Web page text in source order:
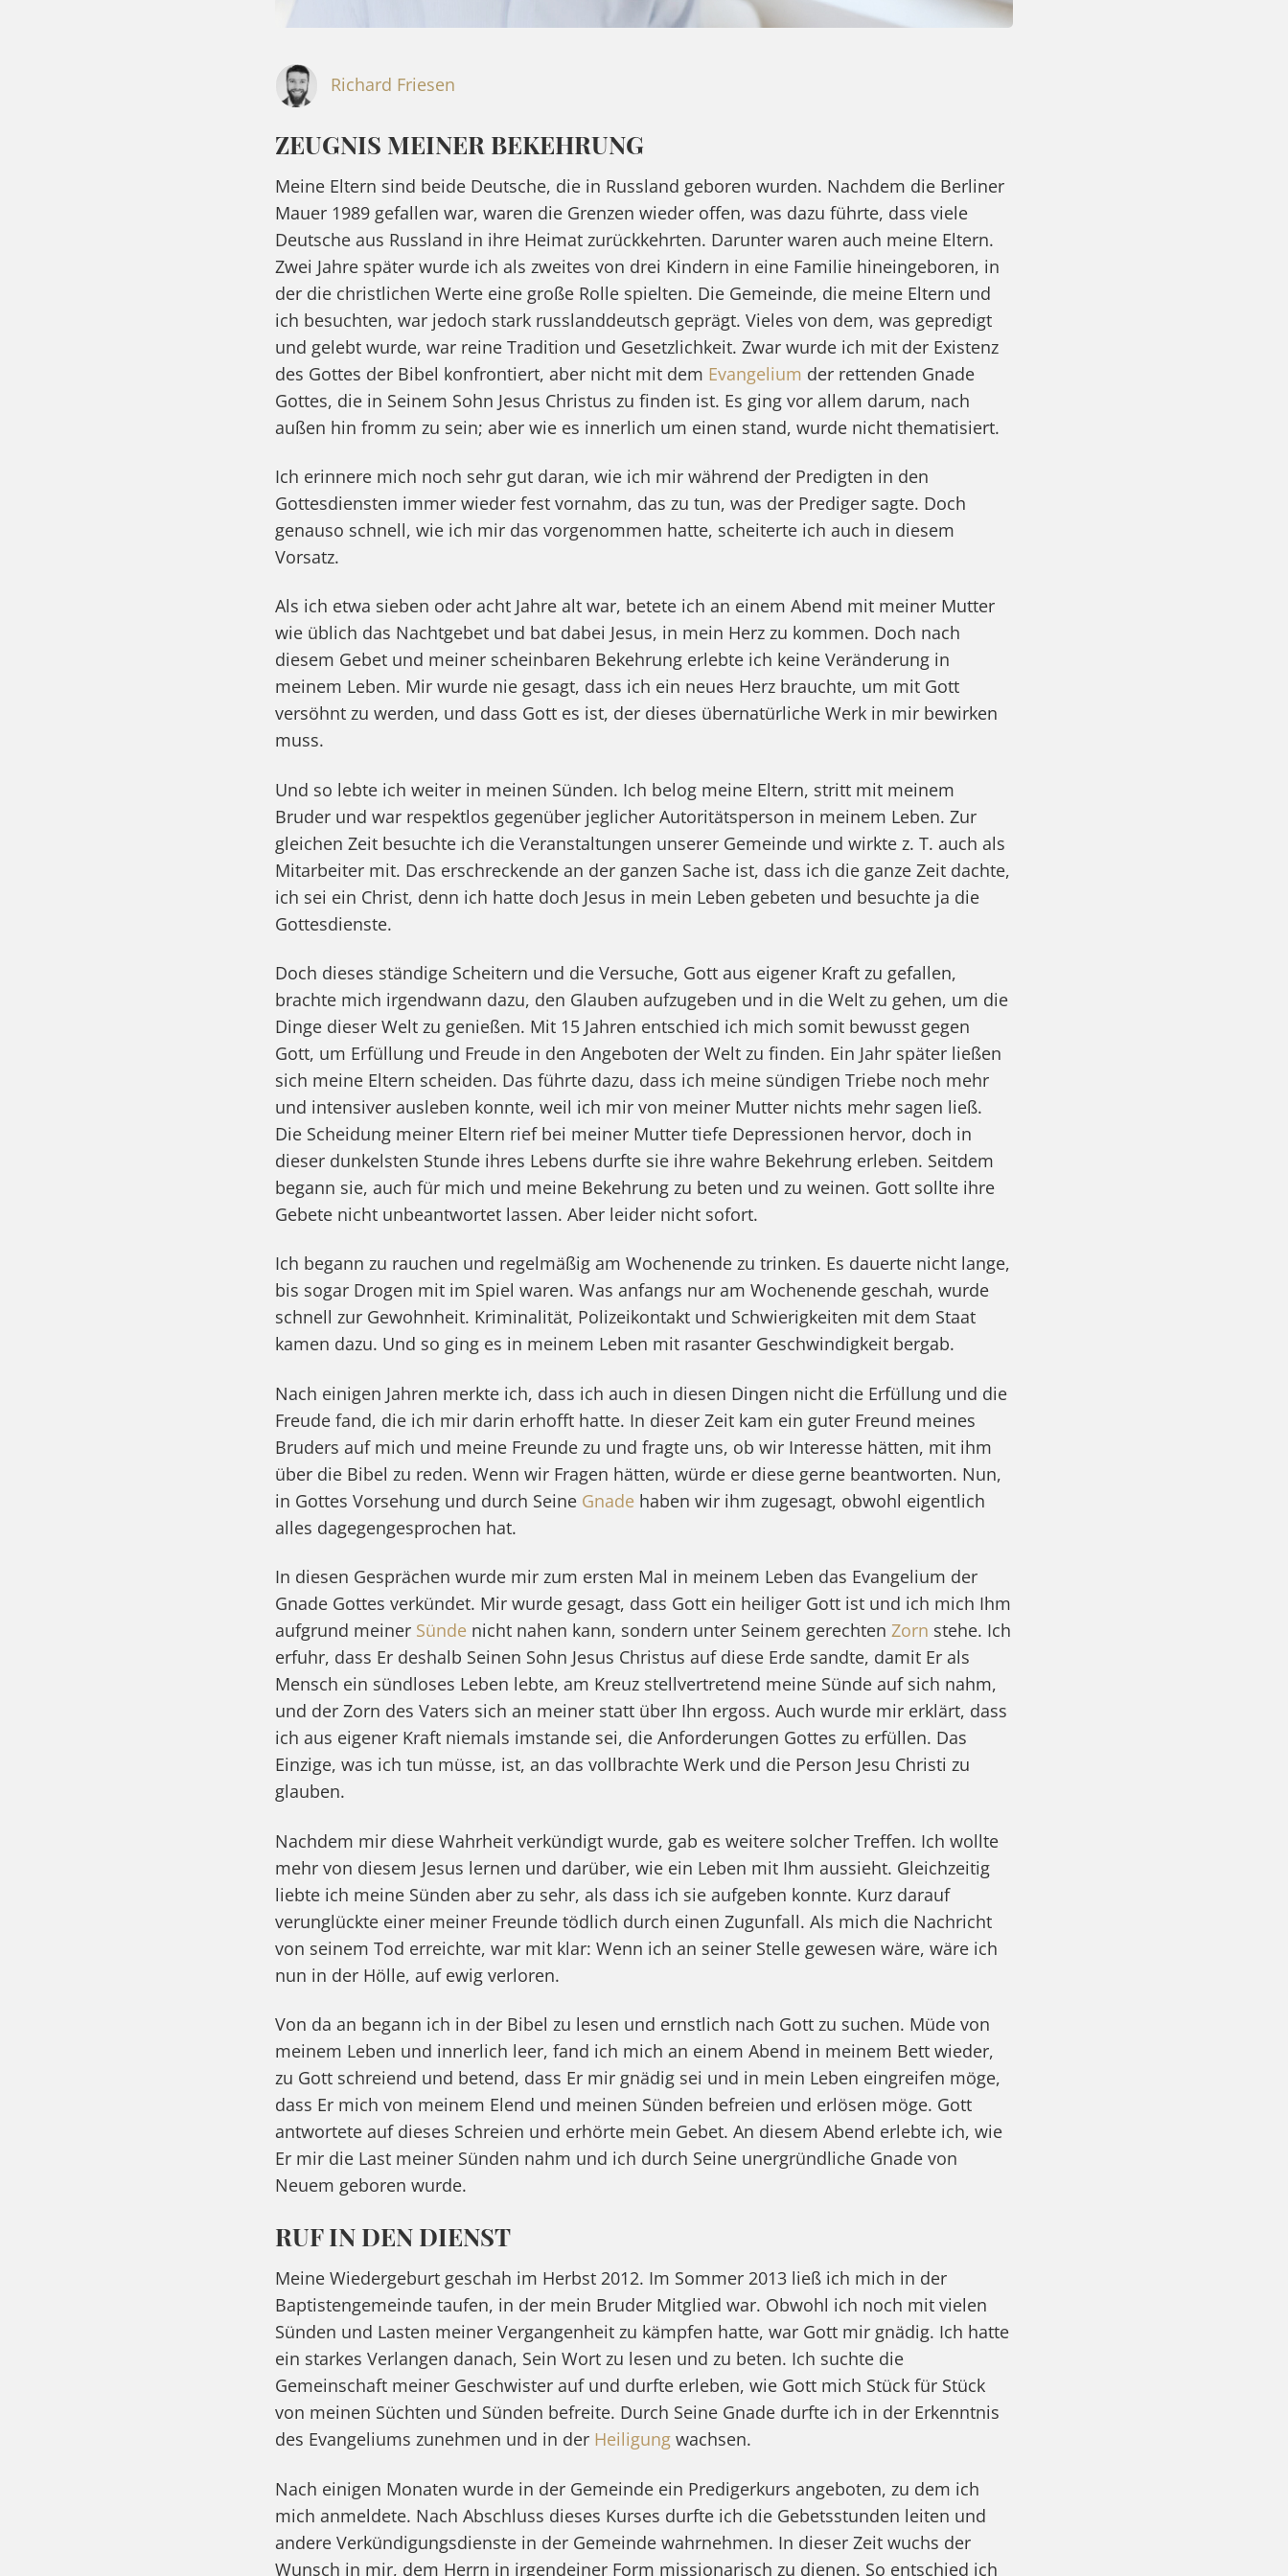
Richard Friesen
ZEUGNIS MEINER BEKEHRUNG
Meine Eltern sind beide Deutsche, die in Russland geboren wurden. Nachdem die Berliner
Mauer 1989 gefallen war, waren die Grenzen wieder offen, was dazu führte, dass viele
Deutsche aus Russland in ihre Heimat zurückkehrten. Darunter waren auch meine Eltern.
Zwei Jahre später wurde ich als zweites von drei Kindern in eine Familie hineingeboren, in
der die christlichen Werte eine große Rolle spielten. Die Gemeinde, die meine Eltern und
ich besuchten, war jedoch stark russlanddeutsch geprägt. Vieles von dem, was gepredigt
und gelebt wurde, war reine Tradition und Gesetzlichkeit. Zwar wurde ich mit der Existenz
des Gottes der Bibel konfrontiert, aber nicht mit dem Evangelium der rettenden Gnade
Gottes, die in Seinem Sohn Jesus Christus zu finden ist. Es ging vor allem darum, nach
außen hin fromm zu sein; aber wie es innerlich um einen stand, wurde nicht thematisiert.
Ich erinnere mich noch sehr gut daran, wie ich mir während der Predigten in den
Gottesdiensten immer wieder fest vornahm, das zu tun, was der Prediger sagte. Doch
genauso schnell, wie ich mir das vorgenommen hatte, scheiterte ich auch in diesem
Vorsatz.
Als ich etwa sieben oder acht Jahre alt war, betete ich an einem Abend mit meiner Mutter
wie üblich das Nachtgebet und bat dabei Jesus, in mein Herz zu kommen. Doch nach
diesem Gebet und meiner scheinbaren Bekehrung erlebte ich keine Veränderung in
meinem Leben. Mir wurde nie gesagt, dass ich ein neues Herz brauchte, um mit Gott
versöhnt zu werden, und dass Gott es ist, der dieses übernatürliche Werk in mir bewirken
muss.
Und so lebte ich weiter in meinen Sünden. Ich belog meine Eltern, stritt mit meinem
Bruder und war respektlos gegenüber jeglicher Autoritätsperson in meinem Leben. Zur
gleichen Zeit besuchte ich die Veranstaltungen unserer Gemeinde und wirkte z. T. auch als
Mitarbeiter mit. Das erschreckende an der ganzen Sache ist, dass ich die ganze Zeit dachte,
ich sei ein Christ, denn ich hatte doch Jesus in mein Leben gebeten und besuchte ja die
Gottesdienste.
Doch dieses ständige Scheitern und die Versuche, Gott aus eigener Kraft zu gefallen,
brachte mich irgendwann dazu, den Glauben aufzugeben und in die Welt zu gehen, um die
Dinge dieser Welt zu genießen. Mit 15 Jahren entschied ich mich somit bewusst gegen
Gott, um Erfüllung und Freude in den Angeboten der Welt zu finden. Ein Jahr später ließen
sich meine Eltern scheiden. Das führte dazu, dass ich meine sündigen Triebe noch mehr
und intensiver ausleben konnte, weil ich mir von meiner Mutter nichts mehr sagen ließ.
Die Scheidung meiner Eltern rief bei meiner Mutter tiefe Depressionen hervor, doch in
dieser dunkelsten Stunde ihres Lebens durfte sie ihre wahre Bekehrung erleben. Seitdem
begann sie, auch für mich und meine Bekehrung zu beten und zu weinen. Gott sollte ihre
Gebete nicht unbeantwortet lassen. Aber leider nicht sofort.
Ich begann zu rauchen und regelmäßig am Wochenende zu trinken. Es dauerte nicht lange,
bis sogar Drogen mit im Spiel waren. Was anfangs nur am Wochenende geschah, wurde
schnell zur Gewohnheit. Kriminalität, Polizeikontakt und Schwierigkeiten mit dem Staat
kamen dazu. Und so ging es in meinem Leben mit rasanter Geschwindigkeit bergab.
Nach einigen Jahren merkte ich, dass ich auch in diesen Dingen nicht die Erfüllung und die
Freude fand, die ich mir darin erhofft hatte. In dieser Zeit kam ein guter Freund meines
Bruders auf mich und meine Freunde zu und fragte uns, ob wir Interesse hätten, mit ihm
über die Bibel zu reden. Wenn wir Fragen hätten, würde er diese gerne beantworten. Nun,
in Gottes Vorsehung und durch Seine Gnadehaben wir ihm zugesagt, obwohl eigentlich
alles dagegengesprochen hat.
In diesen Gesprächen wurde mir zum ersten Mal in meinem Leben das Evangelium der
Gnade Gottes verkündet. Mir wurde gesagt, dass Gott ein heiliger Gott ist und ich mich Ihm
aufgrund meiner Sündenicht nahen kann, sondern unter Seinem gerechten Zorn stehe. Ich
erfuhr, dass Er deshalb Seinen Sohn Jesus Christus auf diese Erde sandte, damit Er als
Mensch ein sündloses Leben lebte, am Kreuz stellvertretend meine Sünde auf sich nahm,
und der Zorn des Vaters sich an meiner statt über Ihn ergoss. Auch wurde mir erklärt, dass
ich aus eigener Kraft niemals imstande sei, die Anforderungen Gottes zu erfüllen. Das
Einzige, was ich tun müsse, ist, an das vollbrachte Werk und die Person Jesu Christi zu
glauben.
Nachdem mir diese Wahrheit verkündigt wurde, gab es weitere solcher Treffen. Ich wollte
mehr von diesem Jesus lernen und darüber, wie ein Leben mit Ihm aussieht. Gleichzeitig
liebte ich meine Sünden aber zu sehr, als dass ich sie aufgeben konnte. Kurz darauf
verunglückte einer meiner Freunde tödlich durch einen Zugunfall. Als mich die Nachricht
von seinem Tod erreichte, war mit klar: Wenn ich an seiner Stelle gewesen wäre, wäre ich
nun in der Hölle, auf ewig verloren.
Von da an begann ich in der Bibel zu lesen und ernstlich nach Gott zu suchen. Müde von
meinem Leben und innerlich leer, fand ich mich an einem Abend in meinem Bett wieder,
zu Gott schreiend und betend, dass Er mir gnädig sei und in mein Leben eingreifen möge,
dass Er mich von meinem Elend und meinen Sünden befreien und erlösen möge. Gott
antwortete auf dieses Schreien und erhörte mein Gebet. An diesem Abend erlebte ich, wie
Er mir die Last meiner Sünden nahm und ich durch Seine unergründliche Gnade von
Neuem geboren wurde.
RUF IN DEN DIENST
Meine Wiedergeburt geschah im Herbst 2012. Im Sommer 2013 ließ ich mich in der
Baptistengemeinde taufen, in der mein Bruder Mitglied war. Obwohl ich noch mit vielen
Sünden und Lasten meiner Vergangenheit zu kämpfen hatte, war Gott mir gnädig. Ich hatte
ein starkes Verlangen danach, Sein Wort zu lesen und zu beten. Ich suchte die
Gemeinschaft meiner Geschwister auf und durfte erleben, wie Gott mich Stück für Stück
von meinen Süchten und Sünden befreite. Durch Seine Gnade durfte ich in der Erkenntnis
des Evangeliums zunehmen und in der Heiligungwachsen.
Nach einigen Monaten wurde in der Gemeinde ein Predigerkurs angeboten, zu dem ich
mich anmeldete. Nach Abschluss dieses Kurses durfte ich die Gebetsstunden leiten und
andere Verkündigungsdienste in der Gemeinde wahrnehmen. In dieser Zeit wuchs der
Wunsch in mir, dem Herrn in irgendeiner Form missionarisch zu dienen. So entschied ich